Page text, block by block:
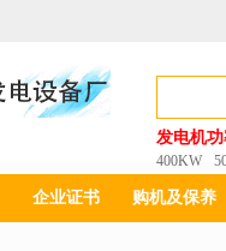
发电机
400KW
企业证书 购机及保养